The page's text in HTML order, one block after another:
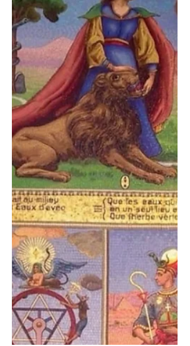
Marseille
Les animaux enseignent, provoquent la
réflexion et éveillent notre conscience à
la dimension sacrée de toute vie.